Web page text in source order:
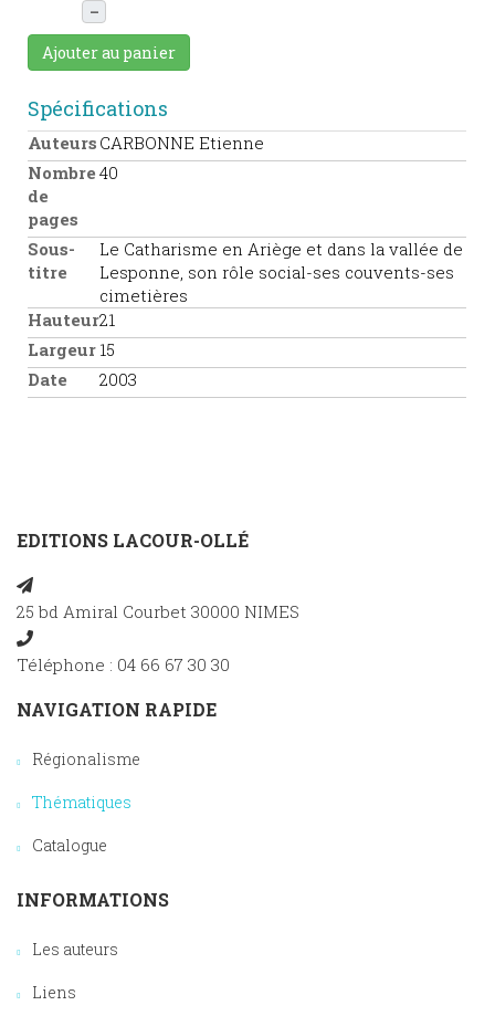
–
Ajouter au panier
Spécifications
Auteurs CARBONNE Etienne
Nombre
de
pages
40
Sous-
titre
Le Catharisme en Ariège et dans la vallée de
Lesponne, son rôle social-ses couvents-ses
cimetières
Hauteur21
Largeur 15
Date
2003
EDITIONS LACOUR-OLLÉ
25 bd Amiral Courbet 30000 NIMES
Téléphone : 04 66 67 30 30
NAVIGATION RAPIDE
Régionalisme
Thématiques
Catalogue
INFORMATIONS
Les auteurs
Liens